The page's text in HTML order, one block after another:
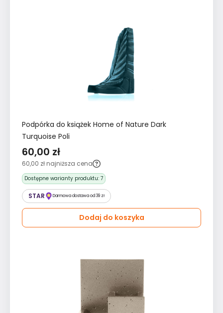
Podpórka do książek Home of Nature Dark
Turquoise Poli
60,00 zł
60,00 zł najniższa cena
Dostępne warianty produktu: 7
STAR Darmowa dostawa od 39 zł
Dodaj do koszyka